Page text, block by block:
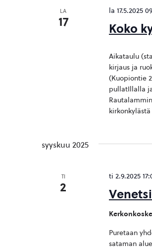
LA
17 Koko
la 17.5.2025
Aikataulu
kirjaus ja
(Kuopiontie
pullatIllalla
syyskuu 2025
TI
2
ti 2.9.2025
Puretaan
sataman